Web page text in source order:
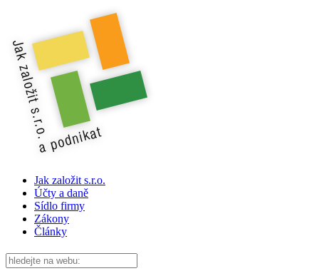
Jak založit s.r.o.
Účty a daně
Sídlo firmy
Zákony
Články